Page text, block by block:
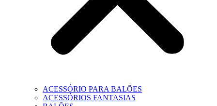
ACESSÓRIO PARA BALÕES
ACESSÓRIOS FANTASIAS